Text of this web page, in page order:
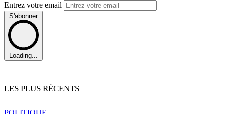
Entrez votre email
S'abonner
Loading...
LES PLUS RÉCENTS